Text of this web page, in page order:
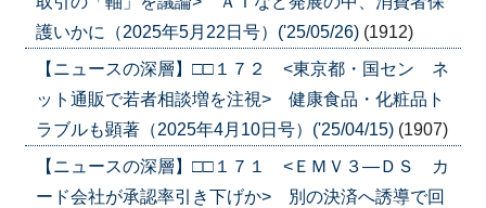
護いかに（2025年5月22日号）('25/05/26) (1912)
【ニュースの深層】□□１７２ <東京都・国セン ネ
ット通販で若者相談増を注視> 健康食品・化粧品ト
ラブルも顕著（2025年4月10日号）('25/04/15) (1907)
【ニュースの深層】□□１７１ <ＥＭＶ３―ＤＳ カ
ード会社が承認率引き下げか> 別の決済へ誘導で回